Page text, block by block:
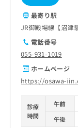
最寄り駅
JR御殿場線【沼津
電話番号
055-931-1019
ホームページ
https://osawa-
診療
時間
午前
午後